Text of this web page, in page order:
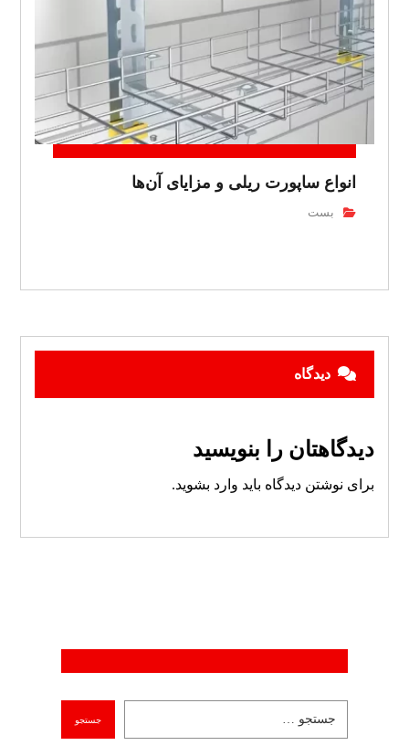
انواع ساپورت ریلی و مزایای آن‌ها
بست
دیدگاه
دیدگاهتان را بنویسید
برای نوشتن دیدگاه باید وارد بشوید.